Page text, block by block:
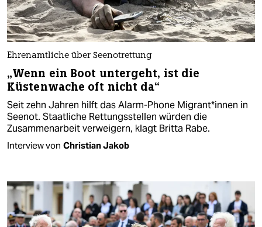
Ehrenamtliche über Seenotrettung
„Wenn ein Boot untergeht, ist die
Küstenwache oft nicht da“
Seit zehn Jahren hilft das Alarm-Phone Mi­gran­t*in­nen in
Seenot. Staatliche Rettungsstellen würden die
Zusammenarbeit verweigern, klagt Britta Rabe.
Interview von Christian Jakob